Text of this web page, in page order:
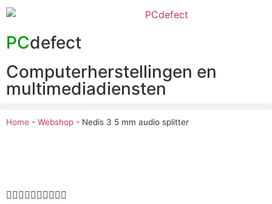
PCdefect
Computerherstellingen en
multimediadiensten
Home - Webshop - Nedis 3 5 mm audio splitter
